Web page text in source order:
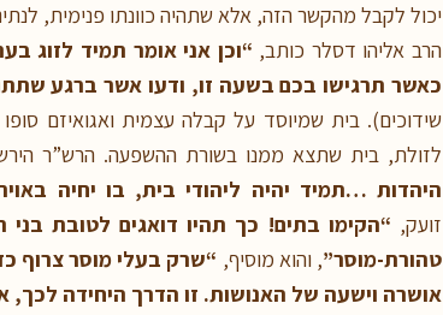
יכול לקבל מהקשר הזה, אלא שתהיה כוונתו פנימית,
הרב אליהו דסלר כותב, “וכן אני אומר תמיד לזוג
כאשר תרגישו בכם בשעה זו, ודעו אשר ברגע
שידוכים). בית שמיוסד על קבלה עצמית ואגואיזם
לזולת, בית שתצא ממנו בשורת ההשפעה. הרש”ר
היהדות …תמיד יהיה ליהודי בית, בו יחיה
זועק, “הקימו בתים! כך תהיו דואגים לטובת
טהורת-מוסר”, והוא מוסיף, “שרק בעלי מוסר צרוף
אושרה וישעה של האנושות. זו הדרך היחידה לכך,